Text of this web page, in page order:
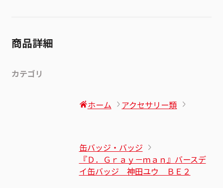
商品詳細
カテゴリ
ホーム アクセサリー類
缶バッジ・バッジ
『Ｄ．Ｇｒａｙ－ｍａｎ』バースデ
イ缶バッジ 神田ユウ ＢＥ２